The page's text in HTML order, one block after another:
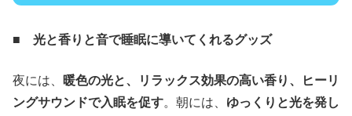
■ 光と香りと音で睡眠に導いてくれるグッズ
夜には、
暖色の光と、リラックス効果の高い香り、ヒーリ
ングサウンドで入眠を促す。朝には、 ゆっくりと光を発し